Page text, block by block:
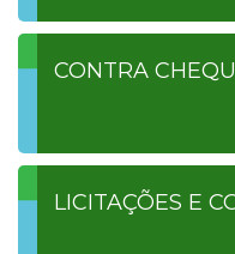
CONTRA
LICITAÇÕES E